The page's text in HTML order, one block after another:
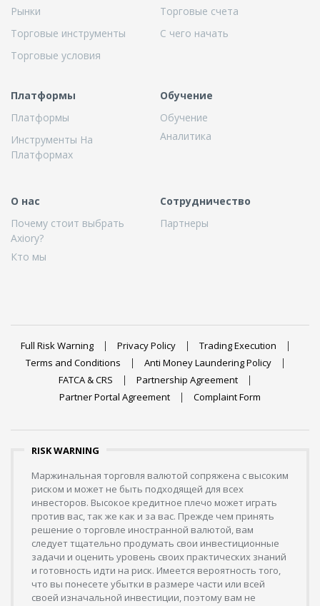
Рынки
Торговые инструменты
Торговые условия
Торговые счета
С чего начать
Платформы
Платформы
Инструменты На
Платформах
Обучение
Обучение
Аналитика
О нас
Почему стоит выбрать
Axiory?
Кто мы
Сотрудничество
Партнеры
Full Risk Warning Privacy Policy
Trading Execution
Terms and Conditions
Anti Money Laundering Policy
FATCA & CRS
Partnership Agreement
Partner Portal Agreement
Complaint Form
RISK WARNING
Маржинальная торговля валютой сопряжена с высоким
риском и может не быть подходящей для всех
инвесторов. Высокое кредитное плечо может играть
против вас, так же как и за вас. Прежде чем принять
решение о торговле иностранной валютой, вам
следует тщательно продумать свои инвестиционные
задачи и оценить уровень своих практических знаний
и готовность идти на риск. Имеется вероятность того,
что вы понесете убытки в размере части или всей
своей изначальной инвестиции, поэтому вам не